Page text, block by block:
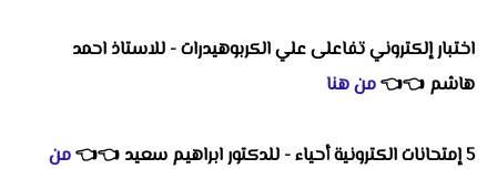
اختبار إلكتروني تفاعلى علي الكربوهيدرات - للاستاذ احمد
هاشم 👈
👈من هنا
5 إمتحانات الكترونية أحياء - للدكتور ابراهيم سعيد 👈
👈من